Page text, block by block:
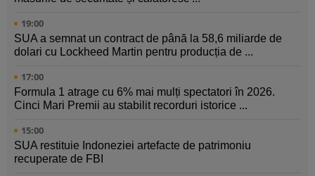
19:00
SUA a semnat un contract de până la 58,6 miliarde de
dolari cu Lockheed Martin pentru producția de ...
17:00
Formula 1 atrage cu 6% mai mulți spectatori în 2026.
Cinci Mari Premii au stabilit recorduri istorice ...
15:00
SUA restituie Indoneziei artefacte de patrimoniu
recuperate de FBI